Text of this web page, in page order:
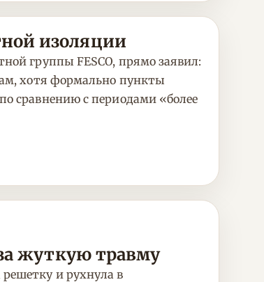
изоляции
группы FESCO, прямо заявил:
хотя формально пункты
сравнению с периодами «более
жуткую травму
и рухнула в